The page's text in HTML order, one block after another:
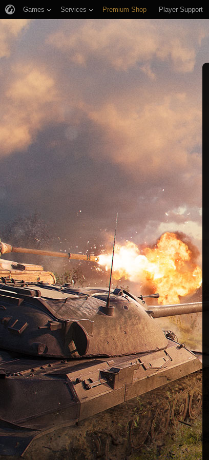
Games Services Premium Shop Player Support